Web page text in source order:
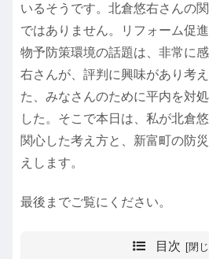
いるそうです。北倉悠右さんの
ではありません。リフォーム促
物予防策環境の話題は、非常に
右さんが、評判に興味があり考
た、みなさんのために平内を対
した。そこで本日は、私が北倉
関心した考え方と、新富町の防
えします。
最後までご覧にください。
目次